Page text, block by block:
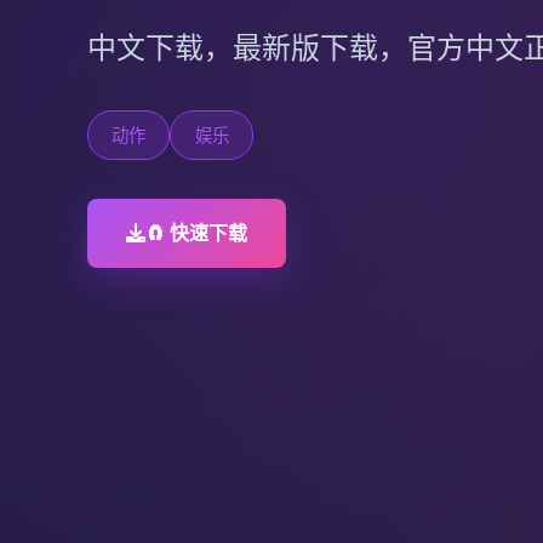
中文下载，最新版下载，官方中文
动作 娱乐
🧲 快速下载